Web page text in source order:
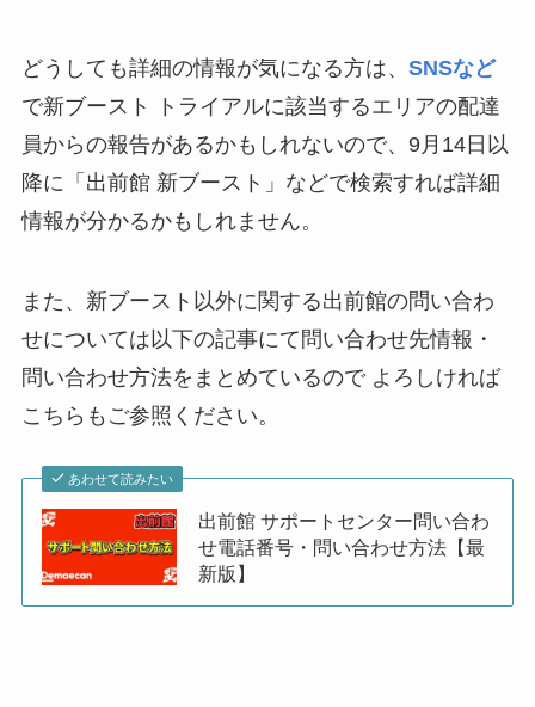
どうしても詳細の情報が気になる方は、 SNSなど
で新ブースト トライアルに該当するエリアの配達
員からの報告があるかもしれないので、9月14日以
降に「出前館 新ブースト」などで検索すれば詳細
情報が分かるかもしれません。
また、新ブースト以外に関する出前館の問い合わ
せについては以下の記事にて問い合わせ先情報・
問い合わせ方法をまとめているので よろしければ
こちらもご参照ください。
あわせて読みたい
出前館 サポートセンター問い合わ
せ電話番号・問い合わせ方法【最
新版】